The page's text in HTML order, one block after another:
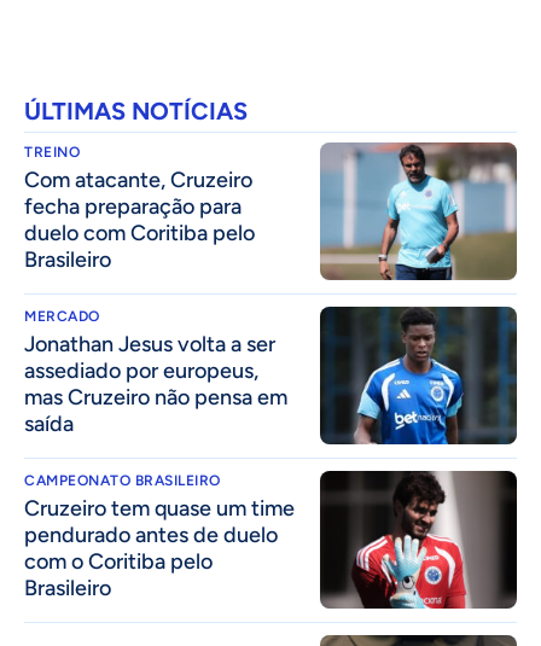
ÚLTIMAS NOTÍCIAS
TREINO
Com atacante, Cruzeiro
fecha preparação para
duelo com Coritiba pelo
Brasileiro
MERCADO
Jonathan Jesus volta a ser
assediado por europeus,
mas Cruzeiro não pensa em
saída
CAMPEONATO BRASILEIRO
Cruzeiro tem quase um time
pendurado antes de duelo
com o Coritiba pelo
Brasileiro